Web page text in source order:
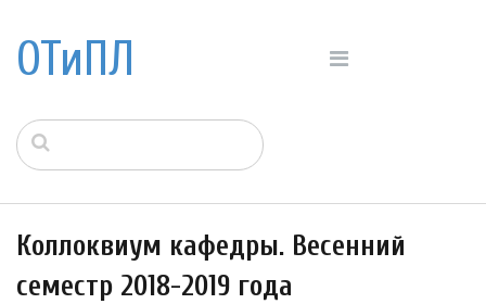
ОТиПЛ
Коллоквиум кафедры. Весенний
семестр 2018-2019 года